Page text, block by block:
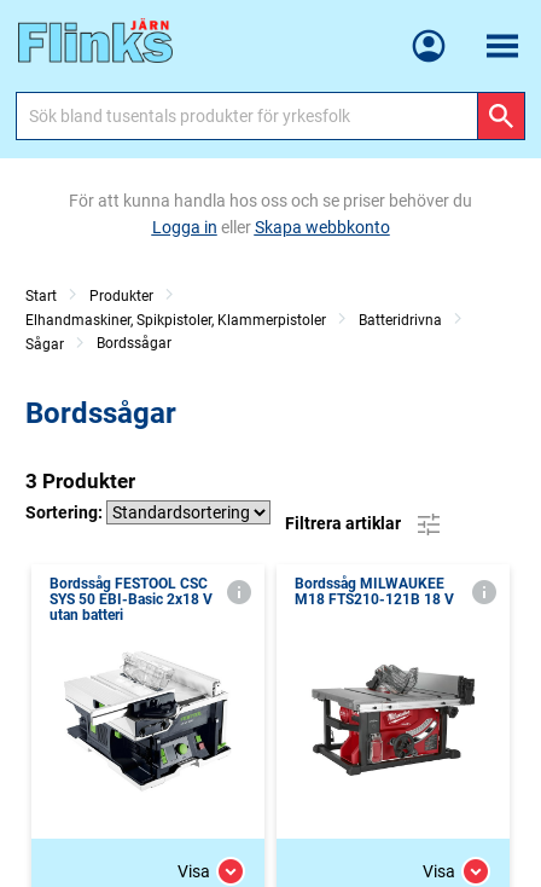
Meny
För att kunna handla hos oss och se priser behöver du
Logga in ellerSkapa webbkonto
Start
Produkter
Elhandmaskiner, Spikpistoler, Klammerpistoler
Batteridrivna
Sågar
Bordssågar
Bordssågar
3 Produkter
Sortering:
Filtrera artiklar
Bordssåg FESTOOL CSC
SYS 50 EBI-Basic 2x18 V
utan batteri
Visa
Bordssåg MILWAUKEE
M18 FTS210-121B 18 V
Visa